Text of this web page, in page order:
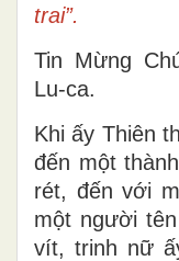
trai”.
Tin Mừng
Lu-ca.
Khi ấy Thiên
đến một
rét, đến với
một người
vít, trinh nữ